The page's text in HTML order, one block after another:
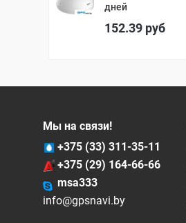
дней
152.39 руб
Мы на связи!
+375 (33) 311-35-11
+375 (29) 164-66-66
msa333
info@gpsnavi.by